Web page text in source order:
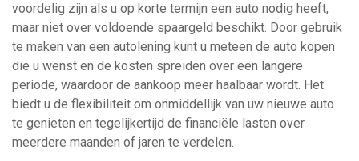
voordelig zijn als u op korte termijn een auto nodig heeft,
maar niet over voldoende spaargeld beschikt. Door gebruik
te maken van een autolening kunt u meteen de auto kopen
die u wenst en de kosten spreiden over een langere
periode, waardoor de aankoop meer haalbaar wordt. Het
biedt u de flexibiliteit om onmiddellijk van uw nieuwe auto
te genieten en tegelijkertijd de financiële lasten over
meerdere maanden of jaren te verdelen.